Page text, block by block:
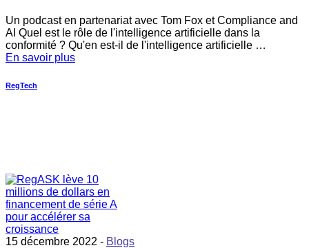
Un podcast en partenariat avec Tom Fox et Compliance and
AI Quel est le rôle de l'intelligence artificielle dans la
conformité ? Qu'en est-il de l'intelligence artificielle …
En savoir plus
RegTech
15 décembre 2022 - Blogs